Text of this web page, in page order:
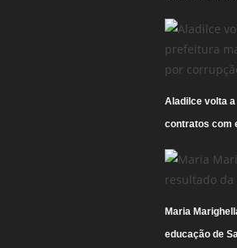
Aladilce volta
contratos com
Maria
educação de